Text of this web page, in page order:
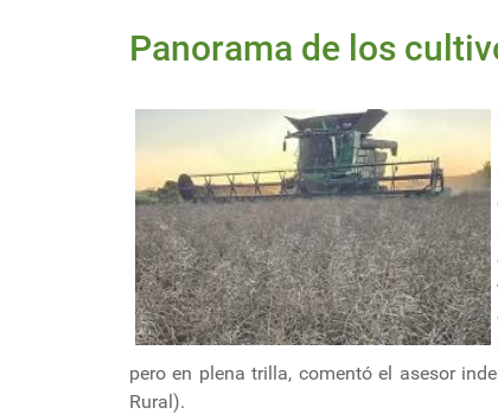
Panorama de los
pero en plena trilla, comentó el asesor
Rural).